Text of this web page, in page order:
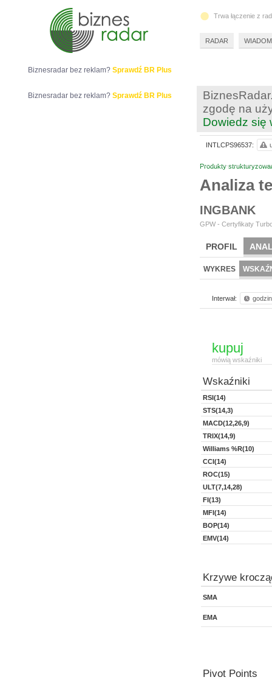
zgodę na
Dowiedz się
Produkty
Analiza
INGBANK
GPW - Certyfikaty
PROFIL
WYKRES
Interwał:
kupuj
mówią wskaźniki
Wskaźniki
RSI(14)
STS(14,3)
MACD(12,26,9)
TRIX(14,9)
Williams %R(10)
CCI(14)
ROC(15)
ULT(7,14,28)
FI(13)
MFI(14)
BOP(14)
EMV(14)
Krzywe
SMA
EMA
Pivot Points
INTLCPS96537:
Biznesradar bez reklam? Sprawdź BR Plus
Biznesradar bez reklam? Sprawdź BR Plus
Trwa łączenie z
RADAR